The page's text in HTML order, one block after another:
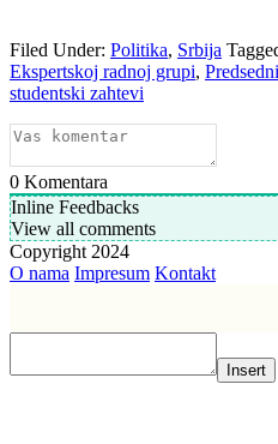
Filed Under: Politika, Srbija
Ekspertskoj radnoj grupi,
studentski zahtevi
0 Komentara
Inline Feedbacks
View all comments
Copyright 2024
O nama Impresum Kontakt
Insert